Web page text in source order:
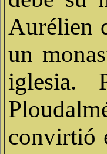
Aurélien
un
iglesia.
convirtió